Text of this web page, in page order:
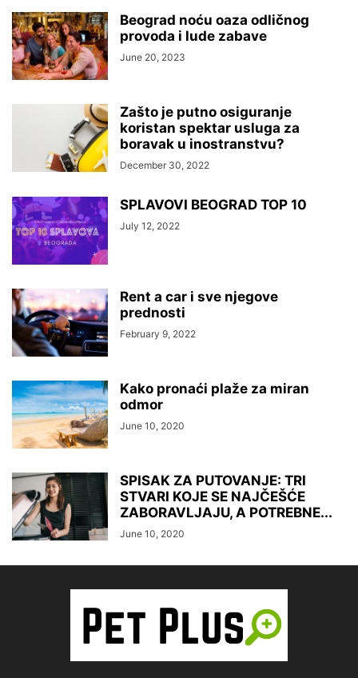
Beograd noću oaza odličnog
provoda i lude zabave
June 20, 2023
Zašto je putno osiguranje
koristan spektar usluga za
boravak u inostranstvu?
December 30, 2022
SPLAVOVI BEOGRAD TOP 10
July 12, 2022
Rent a car i sve njegove
prednosti
February 9, 2022
Kako pronaći plaže za miran
odmor
June 10, 2020
SPISAK ZA PUTOVANJE: TRI
STVARI KOJE SE NAJČEŠĆE
ZABORAVLJAJU, A POTREBNE...
June 10, 2020